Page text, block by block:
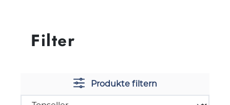
Filter
Produkte filtern